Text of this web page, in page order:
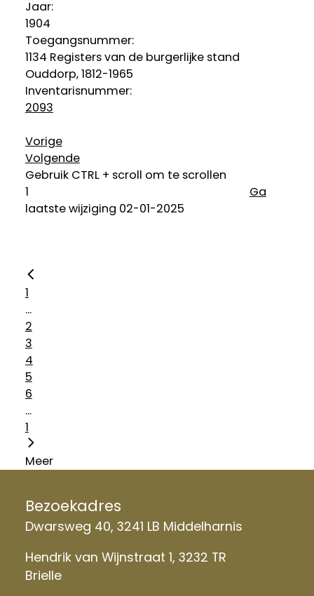
Jaar:
1904
Toegangsnummer:
1134 Registers van de burgerlijke stand
Ouddorp, 1812-1965
Inventarisnummer:
2093
Vorige
Volgende
Gebruik CTRL + scroll om te scrollen
Ga
laatste wijziging 02-01-2025
1
...
2
3
4
5
6
...
1
Meer
Bezoekadres
Dwarsweg 40, 3241 LB Middelharnis
Hendrik van Wijnstraat 1, 3232 TR
Brielle